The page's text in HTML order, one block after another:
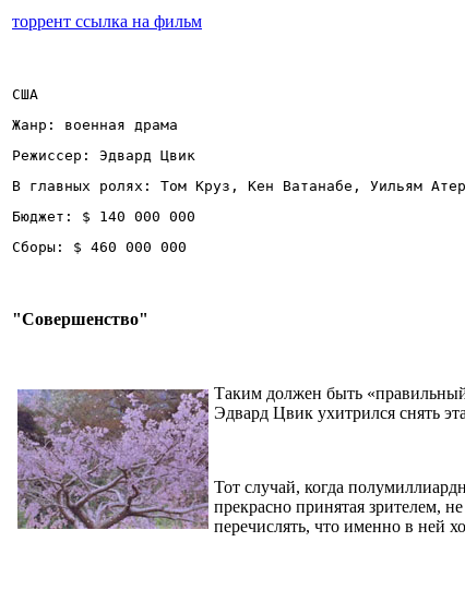
торрент ссылка на фильм
США
Жанр: военная драма
Режиссер: Эдвард Цвик
В главных ролях: Том Круз, Кен Ватанабе, Уильям
Бюджет: $ 140 000 000
Сборы: $ 460 000 000
"Совершенство"
Таким должен быть
Эдвард Цвик ухитрился снять
Тот случай, когда
прекрасно принятая зрителем,
перечислять, что именно в ней